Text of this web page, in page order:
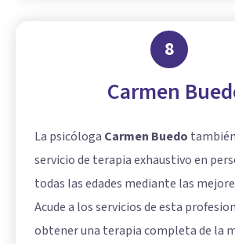
8
Carmen
La psicóloga Carmen Buedo
servicio de terapia exhaustivo en
todas las edades mediante las
Acude a los servicios de esta
obtener una terapia completa de la